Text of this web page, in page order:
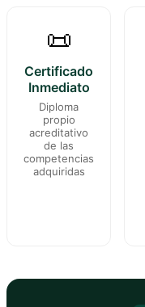
📜
Certificado
Inmediato
Diploma
propio
acreditativo
de las
competencias
adquiridas